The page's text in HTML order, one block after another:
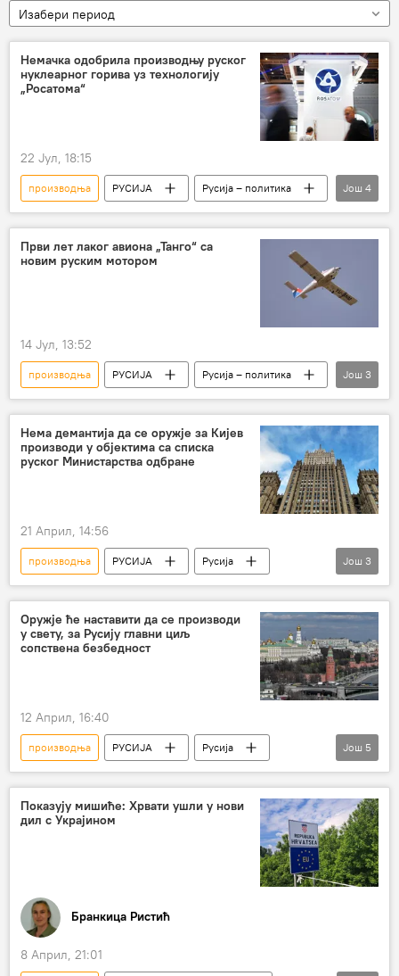
Изабери период
Немачка одобрила производњу руског
нуклеарног горива уз технологију
„Росатома“
22 Јул, 18:15
производња РУСИЈА
Русија – политика
Русија
Немачка
нуклеарно гориво
Росатом
Још 4
Први лет лаког авиона „Танго“ са
новим руским мотором
14 Јул, 13:52
производња РУСИЈА
Русија – политика
Русија
авион руска авијација
Још 3
Нема демантија да се оружје за Кијев
производи у објектима са списка
руског Министарства одбране
21 Април, 14:56
производња РУСИЈА
Русија
Немачка
Дронови Сергеј Нечајев
Још 3
Оружје ће наставити да се производи
у свету, за Русију главни циљ
сопствена безбедност
12 Април, 16:40
производња РУСИЈА
Русија
Европска унија (ЕУ)
САД
оружје
производња оружја
Још 5
Показују мишиће: Хрвати ушли у нови
дил с Украјином
Бранкица Ристић
8 Април, 21:01